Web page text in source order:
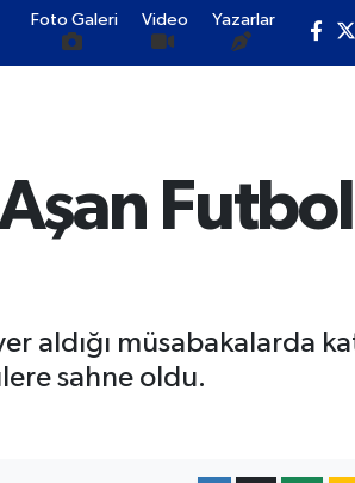
Foto Galeri Video Yazarlar
Futbol
aldığı müsabakalarda
sahne oldu.